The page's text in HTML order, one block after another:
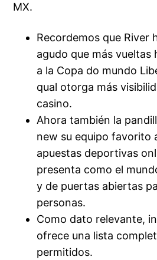
MX.
Recordemos que River
agudo que más
a la Copa do mundo
qual otorga más
casino.
Ahora también la
new su equipo favorito
apuestas deportivas
presenta como el
y de puertas abiertas
personas.
Como dato relevante,
ofrece una lista
permitidos.